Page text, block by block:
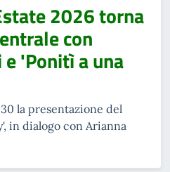
2026 torna
con
'Ponitì a una
la presentazione del
in dialogo con Arianna